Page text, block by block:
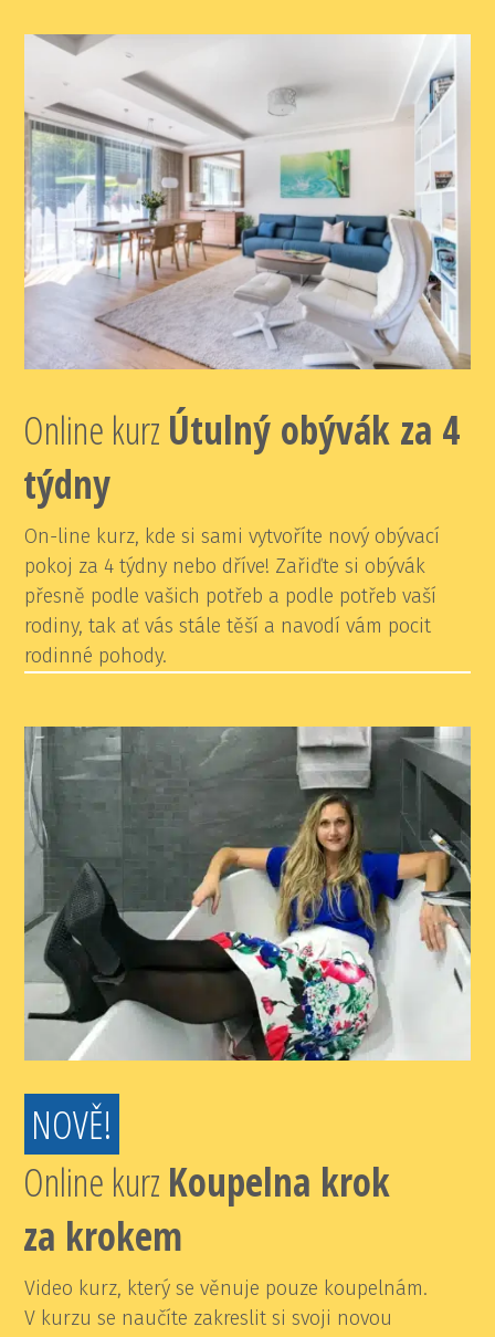
Online kurz Útulný obývák za 4
týdny
On-line kurz, kde si sami vytvoříte nový obývací
pokoj za 4 týdny nebo dříve! Zařiďte si obývák
přesně podle vašich potřeb a podle potřeb vaší
rodiny, tak ať vás stále těší a navodí vám pocit
rodinné pohody.
NOVĚ!
Online kurz Koupelna krok
za krokem
Video kurz, který se věnuje pouze koupelnám.
V kurzu se naučíte zakreslit si svoji novou